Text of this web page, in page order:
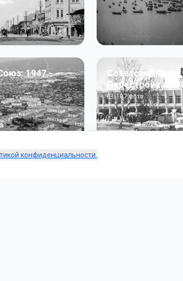
1947 -
Советский Союз.
Перестройка:
187фото
конфиденциальности.